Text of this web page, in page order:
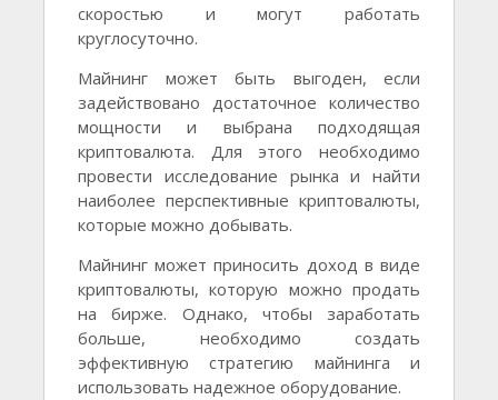
скоростью и могут работать
круглосуточно.
Майнинг может быть выгоден, если
задействовано достаточное количество
мощности и выбрана подходящая
криптовалюта. Для этого необходимо
провести исследование рынка и найти
наиболее перспективные криптовалюты,
которые можно добывать.
Майнинг может приносить доход в виде
криптовалюты, которую можно продать
на бирже. Однако, чтобы заработать
больше, необходимо создать
эффективную стратегию майнинга и
использовать надежное оборудование.